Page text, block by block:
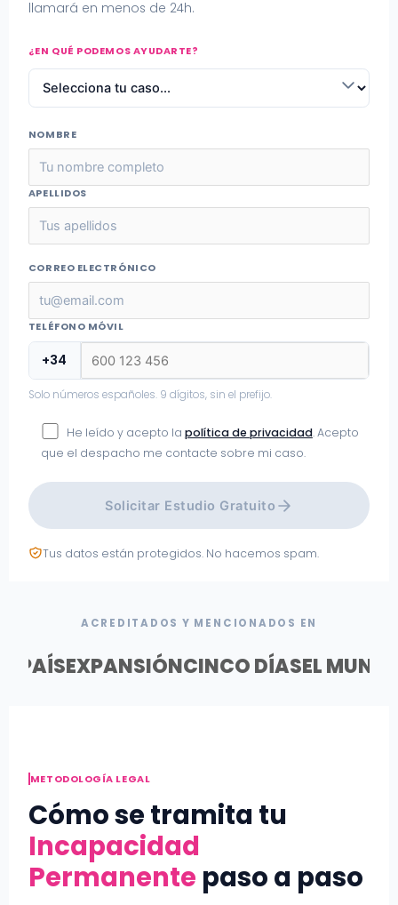
llamará en menos de 24h.
¿EN QUÉ PODEMOS AYUDARTE?
NOMBRE
APELLIDOS
CORREO ELECTRÓNICO
TELÉFONO MÓVIL
+34
Solo números españoles. 9 dígitos, sin el prefijo.
He leído y acepto la política de privacidad. Acepto
que el despacho me contacte sobre mi caso.
Solicitar Estudio Gratuito
Tus datos están protegidos. No hacemos spam.
ACREDITADOS Y MENCIONADOS EN
PAÍSEXPANSIÓNCINCO DÍASEL
METODOLOGÍA LEGAL
Cómo se tramita tu
Incapacidad
Permanente paso a paso